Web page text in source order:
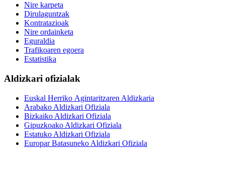
Nire karpeta
Dirulaguntzak
Kontratazioak
Nire ordainketa
Eguraldia
Trafikoaren egoera
Estatistika
Aldizkari ofizialak
Euskal Herriko Agintaritzaren Aldizkaria
Arabako Aldizkari Ofiziala
Bizkaiko Aldizkari Ofiziala
Gipuzkoako Aldizkari Ofiziala
Estatuko Aldizkari Ofiziala
Europar Batasuneko Aldizkari Ofiziala